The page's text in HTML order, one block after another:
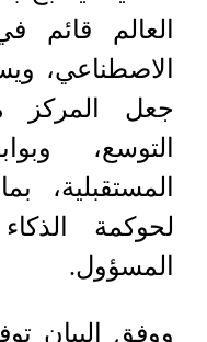
العالم قائم
الاصطناعي،
جعل المركز
التوسع،
المستقبلية،
لحوكمة
المسؤول.
ووفق البيان